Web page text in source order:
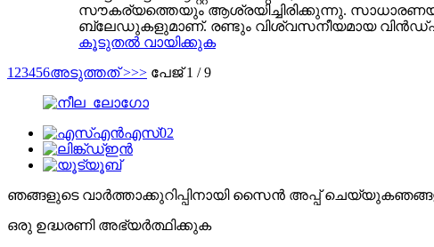
സൗകര്യത്തെയും ആശ്രയിച്ചിരിക്കുന്നു.
ബ്ലേഡുകളുമാണ്. രണ്ടും വിശ്വസനീയമായ
കൂടുതൽ വായിക്കുക
1 23456അടുത്തത് >>> പേജ് 1 / 9
ഞങ്ങളുടെ വാർത്താക്കുറിപ്പിനായി സൈൻ അപ്പ് ചെയ്യുക
ഒരു ഉദ്ധരണി അഭ്യർത്ഥിക്കുക